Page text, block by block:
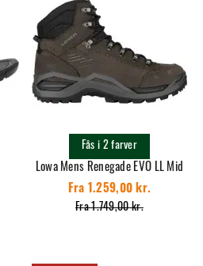
Lowa Mens Renegade EVO LL Mid
Fra 1.749,00 kr.
Fra 1.259,00 kr.
Fås i 2 farver